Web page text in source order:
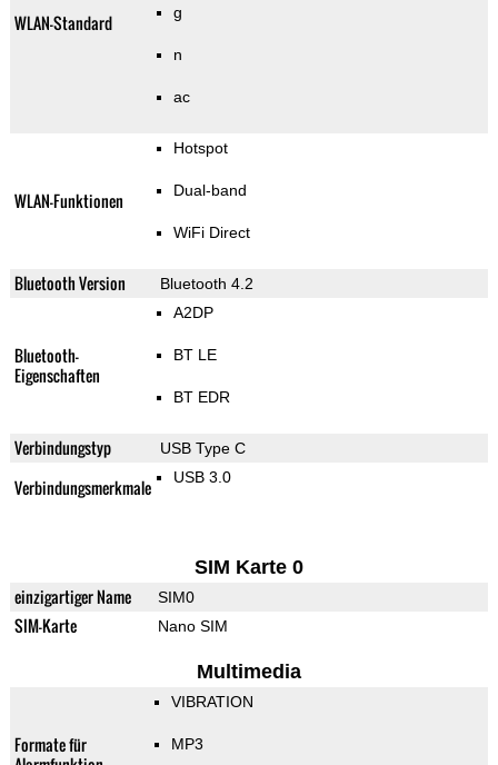
WLAN-Standard g
n
ac
WLAN-Funktionen
Hotspot
Dual-band
WiFi Direct
Bluetooth Version Bluetooth 4.2
Bluetooth-
Eigenschaften
A2DP
BT LE
BT EDR
Verbindungstyp USB Type C
Verbindungsmerkmale USB 3.0
SIM Karte 0
einzigartiger Name SIM0
SIM-Karte Nano SIM
Multimedia
Formate für
VIBRATION
MP3